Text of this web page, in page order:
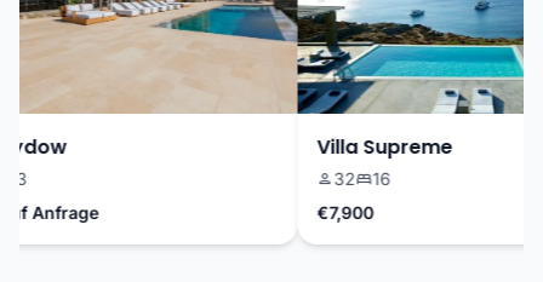
Anfrage
Villa Supreme
32
16
€7,900